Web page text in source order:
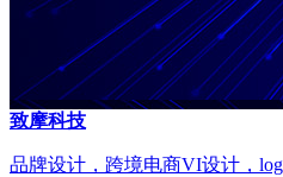
致摩科技
品牌设计，跨境电商VI设计，